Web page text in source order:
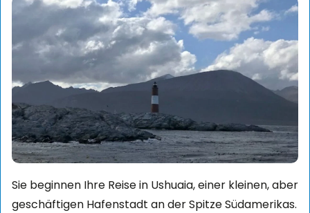
Sie beginnen Ihre Reise in Ushuaia, einer kleinen, aber
geschäftigen Hafenstadt an der Spitze Südamerikas.